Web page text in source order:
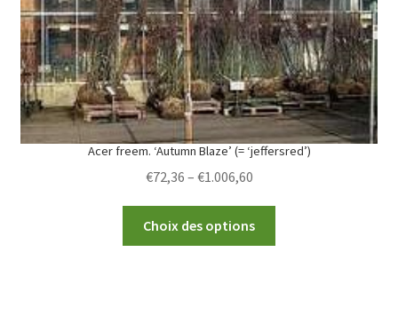
on
the
product
page
Acer freem. ‘Autumn Blaze’ (= ‘jeffersred’)
€72,36 – €1.006,60Price
€72,36
through
Choix des options